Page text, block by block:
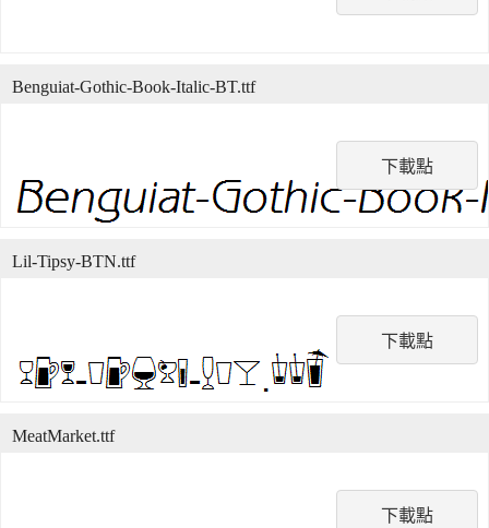
下載點
Benguiat-Gothic-Book-Italic-BT.ttf
下載點
Lil-Tipsy-BTN.ttf
下載點
MeatMarket.ttf